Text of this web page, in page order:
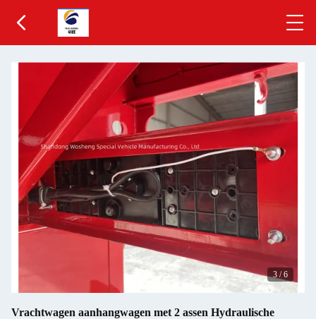
3 /6
Vrachtwagen aanhangwagen met 2 assen Hydraulische